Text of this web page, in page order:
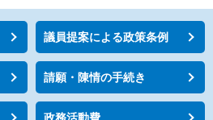
議員提案による政策条例
請願・陳情の手続き